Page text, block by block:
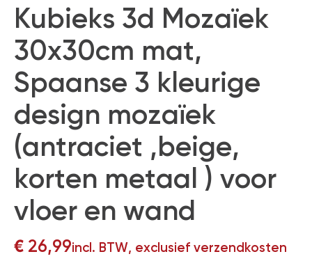
Kubieks 3d Mozaïek
30x30cm mat,
Spaanse 3 kleurige
design mozaïek
(antraciet ,beige,
korten metaal ) voor
vloer en wand
€ 26,99incl. BTW, exclusief verzendkosten